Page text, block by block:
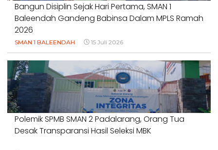
Bangun Disiplin Sejak Hari Pertama, SMAN 1
Baleendah Gandeng Babinsa Dalam MPLS Ramah
2026
SMAN 1 BALEENDAH 15 Juli 2026
Polemik SPMB SMAN 2 Padalarang, Orang Tua
Desak Transparansi Hasil Seleksi MBK